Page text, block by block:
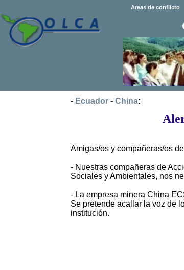
Areas de conflicto
- Ecuador - China:
Amigas/os y compañeras/os
- Nuestras compañeras de
Sociales y Ambientales, nos
- La empresa minera China
Se pretende acallar la voz de
institución.